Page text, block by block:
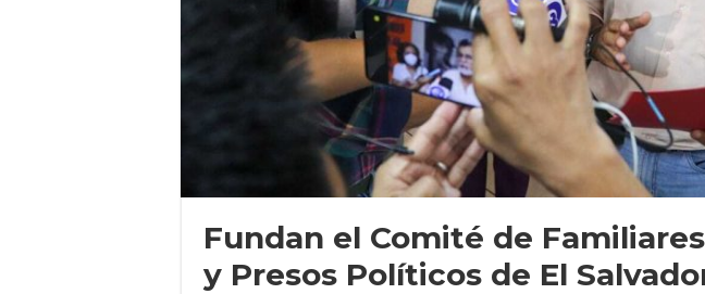
Fundan el Comité de
y Presos Políticos de El